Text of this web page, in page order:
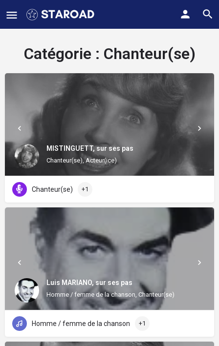
Catégorie : Chanteur(se)
MISTINGUETT, sur ses pas
Chanteur(se), Acteur(ice)
Chanteur(se) +1
Luis MARIANO, sur ses pas
Homme / femme de la chanson, Chanteur(se)
Homme / femme de la chanson +1